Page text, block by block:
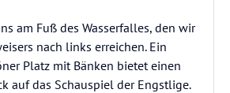
am Fuß des Wasserfalles, den wir
nach links erreichen. Ein
Platz mit Bänken bietet einen
auf das Schauspiel der Engstlige.